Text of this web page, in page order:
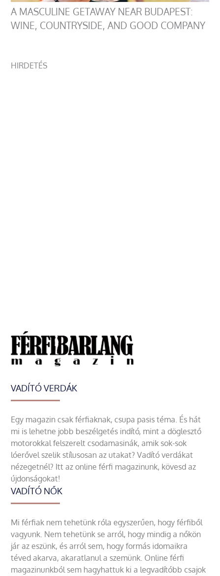
A MASCULINE GETAWAY NEAR BUDAPEST:
WINE, COUNTRYSIDE, AND GOOD COMPANY
HIRDETÉS
VADÍTÓ VERDÁK
Egy magazin csak férfiaknak, csupa pasis téma. És hát
mi is lehetne jobb beszélgetés indító, mint a döglesztő
motorokkal felszerelt csodamasinák, amik sok-sok
lóerővel szelik stílusosan az utakat? Vadító verdákat
nézegetnél? Itt az online férfi magazinunk, kövesd az
újdonságokat!
VADÍTÓ NŐK
Mi férfiak nem tehetünk róla egyszerűen, hogy férfiből
vagyunk. Nem tehetünk se arról, hogy mindig a nőkön
jár az eszünk, és arról sem, hogy formás idomaikra
téved akarva, akaratlanul a szemünk. Online férfi
magazinunkból sem hagyhattuk ki a legvadítóbb csajok